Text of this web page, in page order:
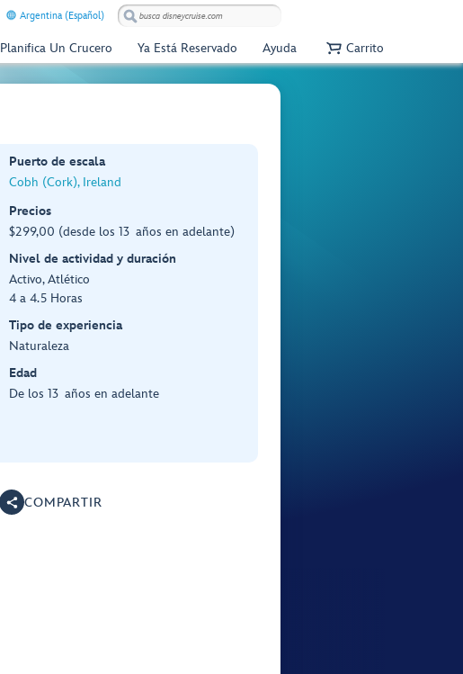
Argentina (Español)
Planifica Un Crucero Ya Está Reservado Ayuda Carrito
Puerto de escala
Cobh (Cork), Ireland
Precios
$299,00 (desde los 13 años en adelante)
Nivel de actividad y duración
Activo, Atlético
4 a 4.5 Horas
Tipo de experiencia
Naturaleza
Edad
De los 13 años en adelante
COMPARTIR